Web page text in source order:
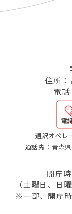
住所：
電
通訳オペレ
通話先：青森
開庁
（土曜日、日
※一部、開庁時